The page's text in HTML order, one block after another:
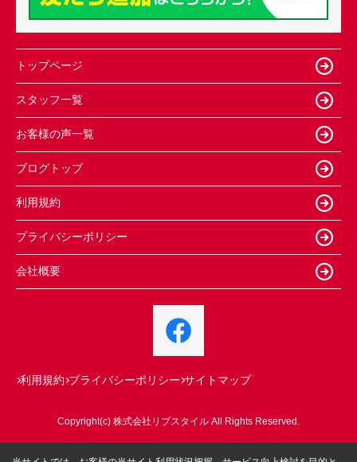
トップページ
スタッフ一覧
お客様の声一覧
ブログトップ
利用規約
プライバシーポリシー
会社概要
利用規約 プライバシーポリシー サイトマップ
Copyright(c) 株式会社リブスタイル All Rights Reserved.